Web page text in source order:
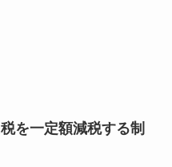
を一定額減税する制